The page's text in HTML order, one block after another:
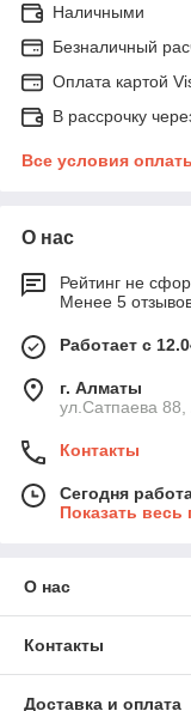
Наличными
Безналичный
Оплата картой
В рассрочку
Все условия
О нас
Рейтинг не
Менее 5
Работает с
г. Алматы
ул.Сатпаева
Контакты
Сегодня
Показать
О нас
Контакты
Доставка и оплата